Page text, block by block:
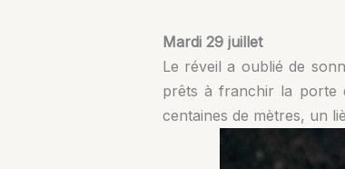
Mardi 29 juillet
Le réveil a oublié de
prêts à franchir la porte
centaines de mètres, un